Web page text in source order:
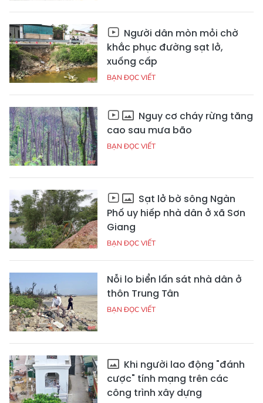
Người dân mòn mỏi chờ
khắc phục đường sạt lở,
xuống cấp
BẠN ĐỌC VIẾT
Nguy cơ cháy rừng tăng
cao sau mưa bão
BẠN ĐỌC VIẾT
Sạt lở bờ sông Ngàn
Phố uy hiếp nhà dân ở xã Sơn
Giang
BẠN ĐỌC VIẾT
Nỗi lo biển lấn sát nhà dân ở
thôn Trung Tân
BẠN ĐỌC VIẾT
Khi người lao động "đánh
cược" tính mạng trên các
công trình xây dựng